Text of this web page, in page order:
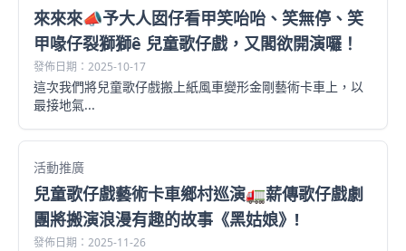
來來來📣予大人囡仔看甲笑咍咍、笑無停、笑
甲喙仔裂獅獅ê 兒童歌仔戲，又閣欲開演囉！
發佈日期：2025-10-17
這次我們將兒童歌仔戲搬上紙風車變形金剛藝術卡車上，以
最接地氣...
活動推廣
兒童歌仔戲藝術卡車鄉村巡演🚛薪傳歌仔戲劇
團將搬演浪漫有趣的故事《黑姑娘》!
發佈日期：2025-11-26